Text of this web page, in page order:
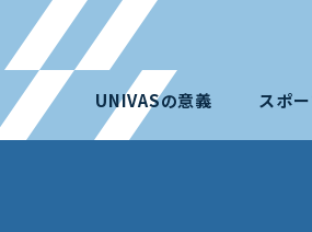
UNIVASの意義 スポ